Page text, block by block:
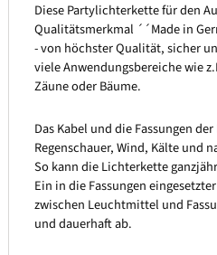
Diese Partylichterkette für den
Qualitätsmerkmal ´´Made in
- von höchster Qualität, sicher
viele Anwendungsbereiche wie
Zäune oder Bäume.
Das Kabel und die Fassungen
Regenschauer, Wind, Kälte und
So kann die Lichterkette
Ein in die Fassungen
zwischen Leuchtmittel und
und dauerhaft ab.